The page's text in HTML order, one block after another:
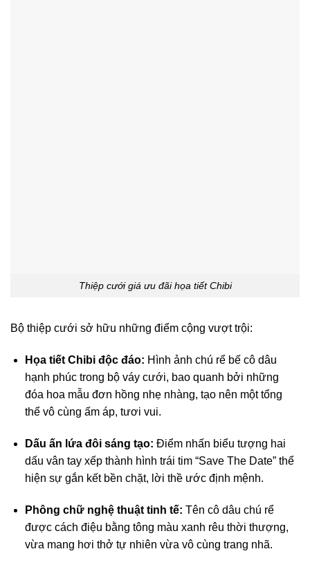
Thiệp cưới giá ưu đãi họa tiết Chibi
Bộ thiệp cưới sở hữu những điểm cộng vượt trội:
Họa tiết Chibi độc đáo: Hình ảnh chú rể bế cô dâu
hạnh phúc trong bộ váy cưới, bao quanh bởi những
đóa hoa mẫu đơn hồng nhẹ nhàng, tạo nên một tổng
thể vô cùng ấm áp, tươi vui.
Dấu ấn lứa đôi sáng tạo: Điểm nhấn biểu tượng hai
dấu vân tay xếp thành hình trái tim “Save The Date” thể
hiện sự gắn kết bền chặt, lời thề ước định mệnh.
Phông chữ nghệ thuật tinh tế: Tên cô dâu chú rể
được cách điệu bằng tông màu xanh rêu thời thượng,
vừa mang hơi thở tự nhiên vừa vô cùng trang nhã.